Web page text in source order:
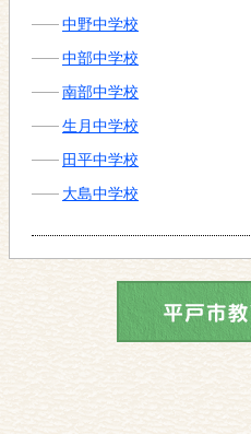
中野中学校
中部中学校
南部中学校
生月中学校
田平中学校
大島中学校